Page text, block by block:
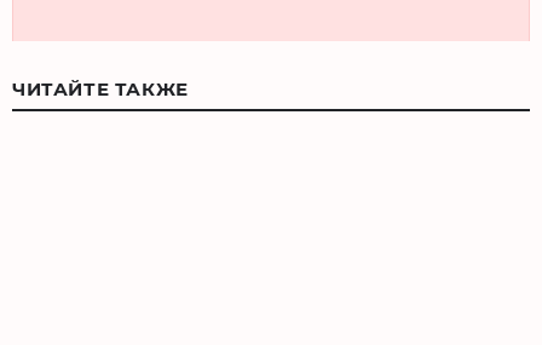
ЧИТАЙТЕ ТАКЖЕ